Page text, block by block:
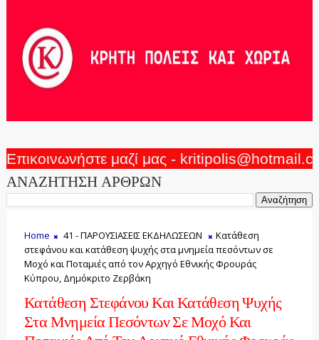
Επικοινωνήστε μαζί μας -
ΑΝΑΖΗΤΗΣΗ ΑΡΘΡΩΝ
Home 41 - ΠΑΡΟΥΣΙΑΣΕΙΣ ΕΚΔΗΛΩΣΕΩΝ
Κατάθεση
στεφάνου και κατάθεση ψυχής στα μνημεία πεσόντων σε
Μοχό και Ποταμιές από τον Αρχηγό Εθνικής Φρουράς
Κύπρου, Δημόκριτο Ζερβάκη
Κατάθεση Στεφάνου Και Κατάθεση Ψυχής
Στα Μνημεία Πεσόντων Σε Μοχό Και